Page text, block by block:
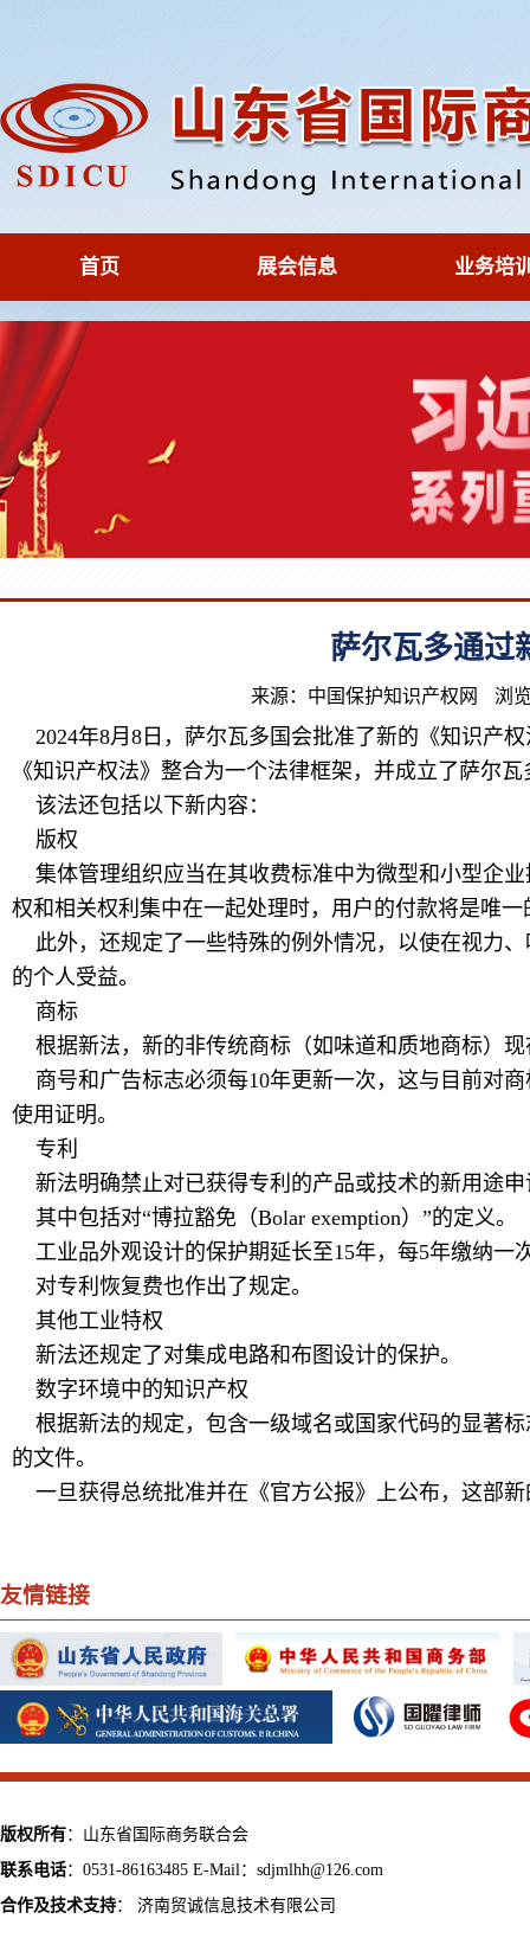
首页 展会信息 业务培
萨尔瓦多通过
来源：中国保护知识产权网 浏
2024年8月8日，萨尔瓦多国会批准了新的《知识产
《知识产权法》整合为一个法律框架，并成立了萨尔
该法还包括以下新内容：
版权
集体管理组织应当在其收费标准中为微型和小型企
权和相关权利集中在一起处理时，用户的付款将是唯
此外，还规定了一些特殊的例外情况，以使在视力
的个人受益。
商标
根据新法，新的非传统商标（如味道和质地商标）现
商号和广告标志必须每10年更新一次，这与目前对
使用证明。
专利
新法明确禁止对已获得专利的产品或技术的新用途申
其中包括对“博拉豁免（Bolar exemption）”的定义。
工业品外观设计的保护期延长至15年，每5年缴纳一
对专利恢复费也作出了规定。
其他工业特权
新法还规定了对集成电路和布图设计的保护。
数字环境中的知识产权
根据新法的规定，包含一级域名或国家代码的显著
的文件。
一旦获得总统批准并在《官方公报》上公布，这部
友情链接
版权所有：山东省国际商务联合会
联系电话：0531-86163485 E-Mail：sdjmlhh@126.com
合作及技术支持： 济南贸诚信息技术有限公司